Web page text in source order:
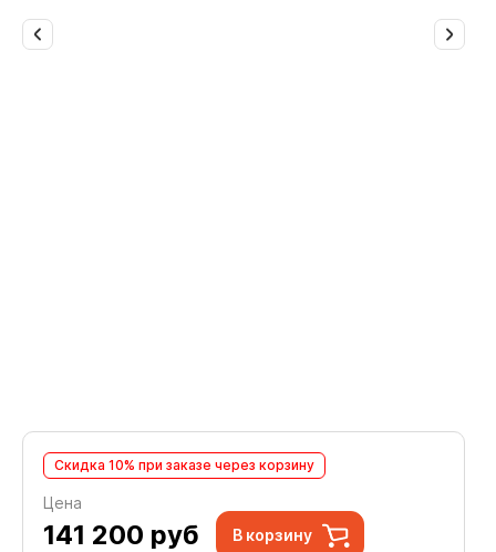
Скидка 10% при заказе через корзину
Цена
141 200 руб В корзину